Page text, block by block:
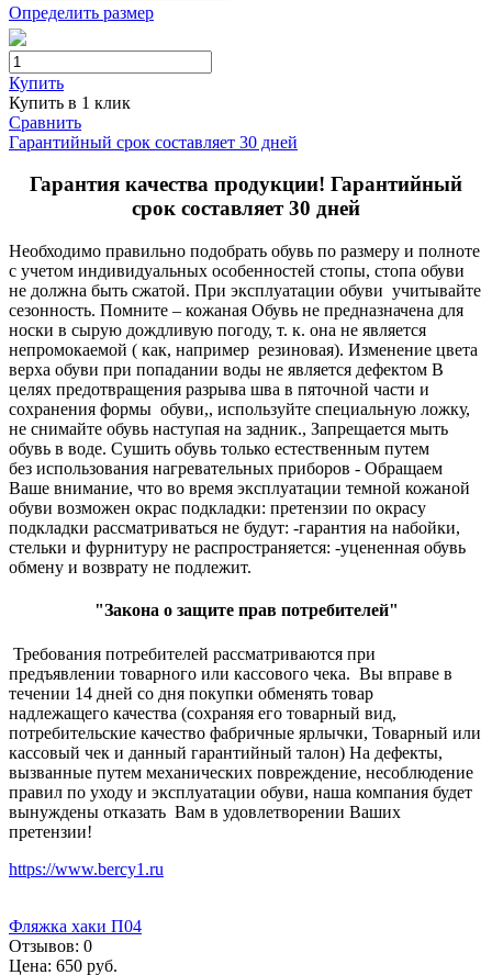
Определить размер
Купить
Купить в 1 клик
Сравнить
Гарантийный срок составляет 30 дней
Гарантия качества продукции! Гарантийный
срок составляет 30 дней
Необходимо правильно подобрать обувь по размеру и полноте
с учетом индивидуальных особенностей стопы, стопа обуви
не должна быть сжатой. При эксплуатации обуви учитывайте
сезонность. Помните – кожаная Обувь не предназначена для
носки в сырую дождливую погоду, т. к. она не является
непромокаемой ( как, например резиновая). Изменение цвета
верха обуви при попадании воды не является дефектом В
целях предотвращения разрыва шва в пяточной части и
сохранения формы обуви,, используйте специальную ложку,
не снимайте обувь наступая на задник., Запрещается мыть
обувь в воде. Сушить обувь только естественным путем
без использования нагревательных приборов - Обращаем
Ваше внимание, что во время эксплуатации темной кожаной
обуви возможен окрас подкладки: претензии по окрасу
подкладки рассматриваться не будут: -гарантия на набойки,
стельки и фурнитуру не распространяется: -уцененная обувь
обмену и возврату не подлежит.
"Закона о защите прав потребителей"
Требования потребителей рассматриваются при
предъявлении товарного или кассового чека. Вы вправе в
течении 14 дней со дня покупки обменять товар
надлежащего качества (сохраняя его товарный вид,
потребительские качество фабричные ярлычки, Товарный или
кассовый чек и данный гарантийный талон) На дефекты,
вызванные путем механических повреждение, несоблюдение
правил по уходу и эксплуатации обуви, наша компания будет
вынуждены отказать Вам в удовлетворении Ваших
претензии!
https://www.bercy1.ru
Фляжка хаки П04
Отзывов: 0
Цена: 650 руб.